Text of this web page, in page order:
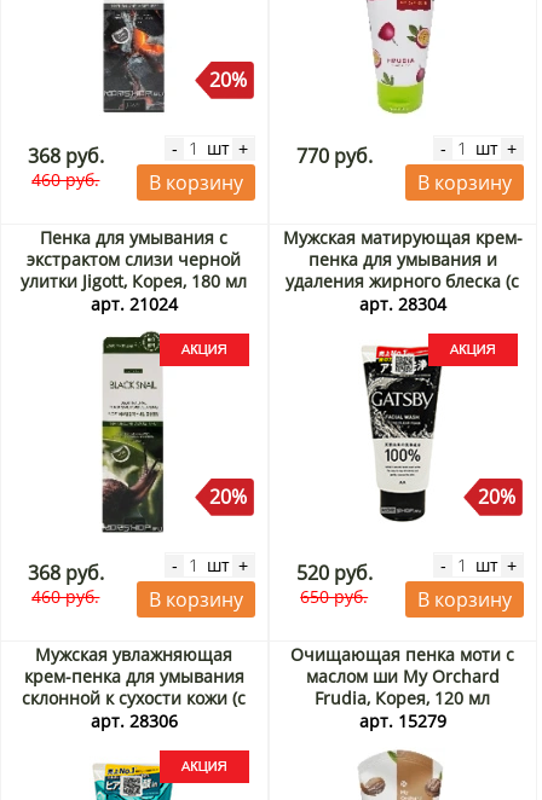
20%
368 руб.
460 руб.
- шт +
В корзину
770 руб. - шт +
В корзину
Пенка для умывания с
экстрактом слизи черной
улитки Jigott, Корея, 180 мл
Акция
арт. 21024
20%
368 руб.
460 руб.
- шт +
В корзину
Мужская матирующая крем-
пенка для умывания и
удаления жирного блеска (с
супер охлаждающим
Mandom, Индонезия, 130 г
Акция
арт. 28304
20%
520 руб.
650 руб.
- шт +
В корзину
Мужская увлажняющая
крем-пенка для умывания
склонной к сухости кожи (с
лёгким охлаждающим
Mandom, Индонезия, 130 г
Акция
арт. 28306
Очищающая пенка моти с
маслом ши My Orchard
Frudia, Корея, 120 мл
арт. 15279